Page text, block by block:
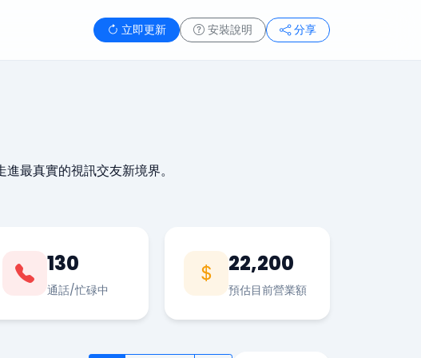
立即更新 安裝說明 分享
最真實的視訊交友新境界。
130
通話/忙碌中
22,200
預估目前營業額